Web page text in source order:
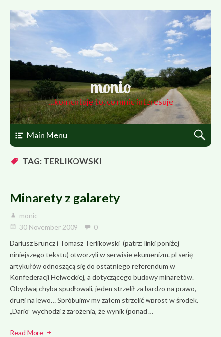
monio
…komentuję to, co mnie interesuje
Main Menu
TAG: TERLIKOWSKI
Minarety z galarety
monio
30 November 2009
0
Dariusz Bruncz i Tomasz Terlikowski (patrz: linki poniżej
niniejszego tekstu) otworzyli w serwisie ekumenizm. pl serię
artykułów odnoszącą się do ostatniego referendum w
Konfederacji Helweckiej, a dotyczącego budowy minaretów.
Obydwaj chyba spudłowali, jeden strzelił za bardzo na prawo,
drugi na lewo… Spróbujmy my zatem strzelić wprost w środek.
„Dario” wychodzi z założenia, że wynik (ponad …
Read More